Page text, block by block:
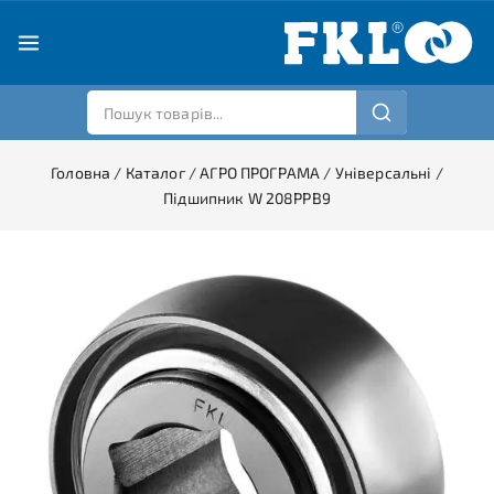
Головна / Каталог /АГРО ПРОГРАМА / Універсальні /
Підшипник W 208PPB9